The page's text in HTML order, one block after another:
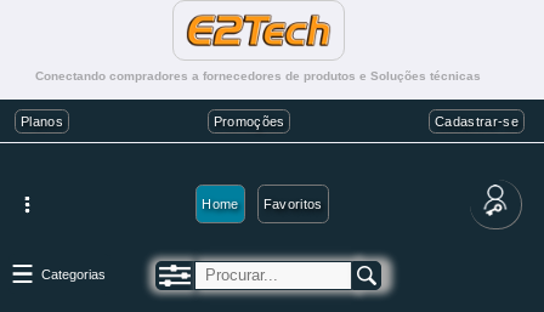
Conectando compradores a fornecedores de produtos e Soluções técnicas
Planos Promoções Cadastrar-se
Home Favoritos
Categorias